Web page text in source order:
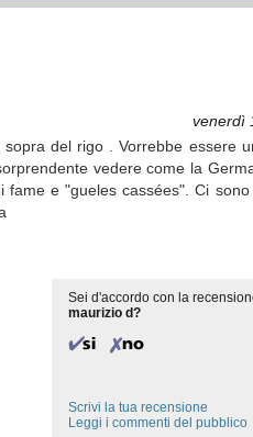
venerdì
del rigo . Vorrebbe essere
vedere come la
e "gueles cassées". Ci
Sei d'accordo con la
maurizio d?
Scrivi la tua recensione
Leggi i commenti del pubblico